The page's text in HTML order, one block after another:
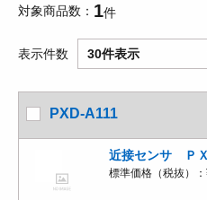
対象商品数 1件
表示件数 30件表示
PXD-A111
近接センサ Ｐ
標準価格（税抜）：